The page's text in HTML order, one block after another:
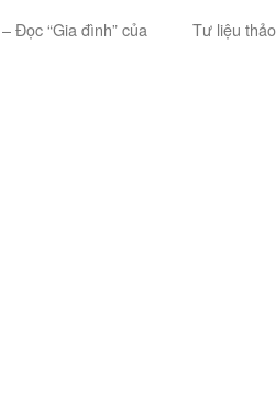
Đọc “Gia đình” của
Tư liệu